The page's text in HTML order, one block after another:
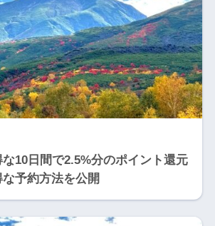
な10日間で2.5%分のポイント還元
予約方法を公開